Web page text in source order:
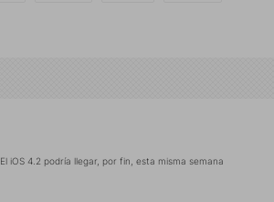
El iOS 4.2 podría llegar, por fin, esta misma semana